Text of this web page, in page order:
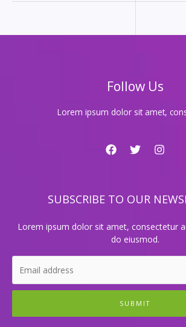
최
Follow Us
Lorem ipsum dolor sit amet,
SUBSCRIBE TO OUR
Lorem ipsum dolor sit amet, consectetur
do eiusmod.
SUBMIT